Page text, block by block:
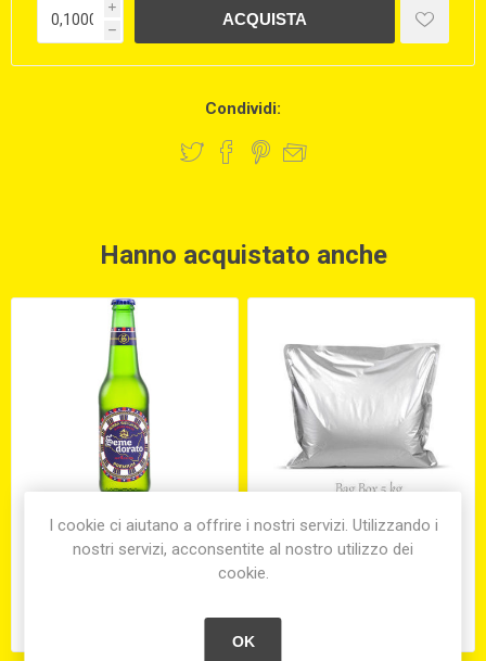
i
h
Condividi:
Hanno acquistato anche
BIRRA SEMEDORATO
BIONDA CL.33 (X24) GR.5%
POLPA FINE DI POMODORO
I cookie ci aiutano a offrire i nostri servizi. Utilizzando i
nostri servizi, acconsentite al nostro utilizzo dei
cookie.
OK